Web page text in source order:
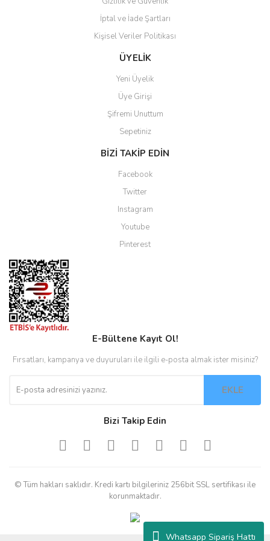
Whatsapp Sipariş Hattı
Gönder
İptal ve İade Şartları
Kişisel Veriler Politikası
ÜYELİK
Yeni Üyelik
Üye Girişi
Şifremi Unuttum
Sepetiniz
BİZİ TAKİP EDİN
Facebook
Twitter
Instagram
Youtube
Pinterest
E-Bültene Kayıt Ol!
Fırsatları, kampanya ve duyuruları ile ilgili e-posta almak ister misiniz?
EKLE
Bizi Takip Edin
© Tüm hakları saklıdır. Kredi kartı bilgileriniz 256bit SSL sertifikası ile
korunmaktadır.